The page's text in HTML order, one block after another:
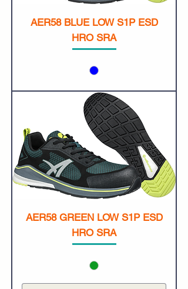
AER58 BLUE LOW S1P ESD
HRO SRA
AER58 GREEN LOW S1P ESD
HRO SRA